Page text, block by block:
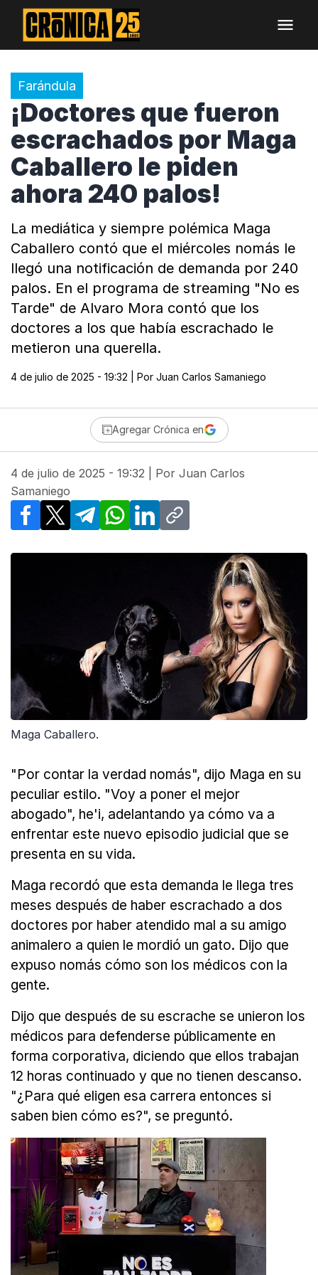
Farándula
¡Doctores que fueron
escrachados por Maga
Caballero le piden
ahora 240 palos!
La mediática y siempre polémica Maga
Caballero contó que el miércoles nomás le
llegó una notificación de demanda por 240
palos. En el programa de streaming "No es
Tarde" de Alvaro Mora contó que los
doctores a los que había escrachado le
metieron una querella.
4 de julio de 2025 - 19:32 | Por Juan Carlos Samaniego
Agregar Crónica en
4 de julio de 2025 - 19:32 | Por Juan Carlos
Samaniego
Facebook
X TelegramWhatsApp
LinkedInCopy link
Maga Caballero.
"Por contar la verdad nomás", dijo Maga en su
peculiar estilo. "Voy a poner el mejor
abogado", he'i, adelantando ya cómo va a
enfrentar este nuevo episodio judicial que se
presenta en su vida.
Maga recordó que esta demanda le llega tres
meses después de haber escrachado a dos
doctores por haber atendido mal a su amigo
animalero a quien le mordió un gato. Dijo que
expuso nomás cómo son los médicos con la
gente.
Dijo que después de su escrache se unieron los
médicos para defenderse públicamente en
forma corporativa, diciendo que ellos trabajan
12 horas continuado y que no tienen descanso.
"¿Para qué eligen esa carrera entonces si
saben bien cómo es?", se preguntó.